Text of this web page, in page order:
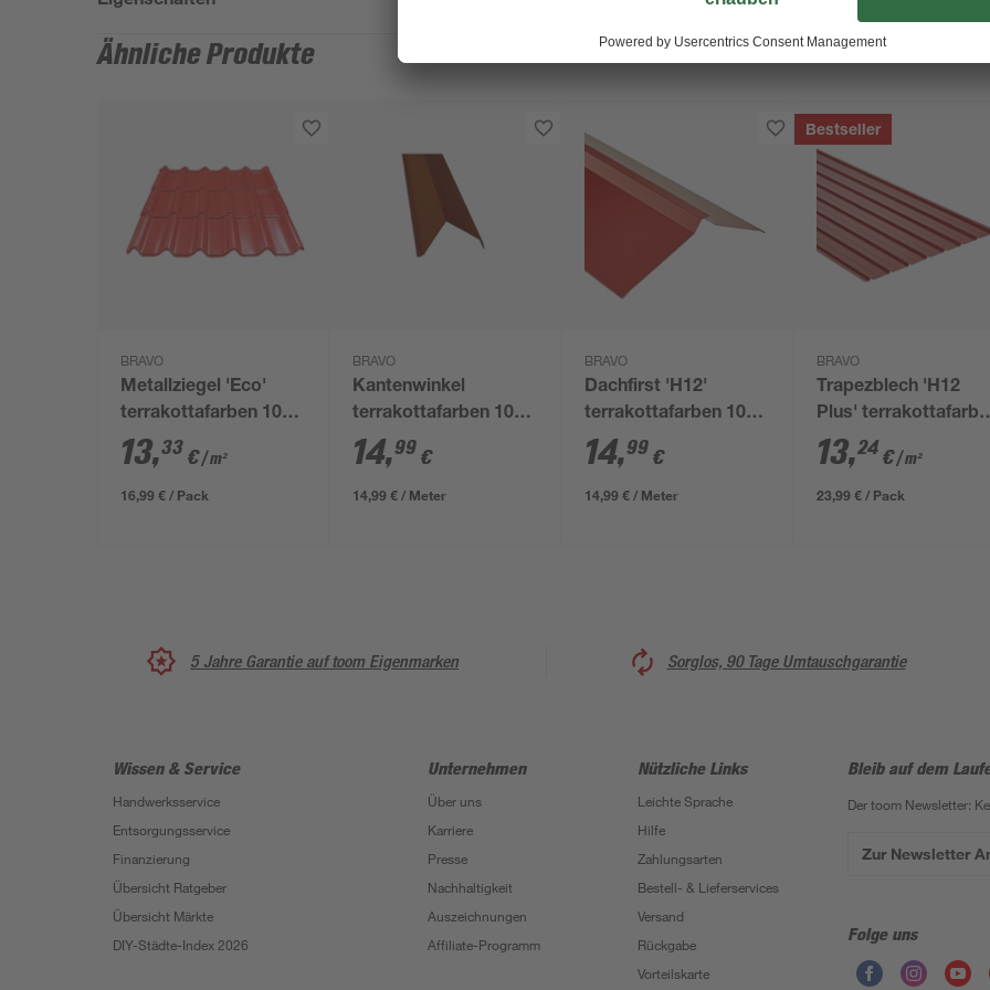
Ähnliche Produkte
BRAVO
Metallziegel 'Eco'
terrakottafarben 109
x 117 x 0,04 cm
13,33 €/ m²
16,99 € / Pack
BRAVO
Kantenwinkel
terrakottafarben 100
x 25 x 0,04 cm
14,99 €
14,99 € / Meter
BRAVO
Dachfirst 'H12'
terrakottafarben 100
x 0,04 cm
14,99 €
14,99 € / Meter
Bestseller
BRAVO
Trapezblech 'H12
Plus'
200 x 90,6 x 0,04 cm
13,24 €/ m²
23,99 € / Pack
5 Jahre Garantie auf toom Eigenmarken Sorglos, 90 Tage Umtauschgarantie
Wissen & Service
Handwerksservice
Entsorgungsservice
Finanzierung
Übersicht Ratgeber
Übersicht Märkte
DIY-Städte-Index 2026
Unternehmen
Über uns
Karriere
Presse
Nachhaltigkeit
Auszeichnungen
Affiliate-Programm
Nützliche Links
Leichte Sprache
Hilfe
Zahlungsarten
Bestell- & Lieferservices
Versand
Rückgabe
Vorteilskarte
Bleib auf dem
Der toom Newsletter:
Zur Newsletter
Folge uns